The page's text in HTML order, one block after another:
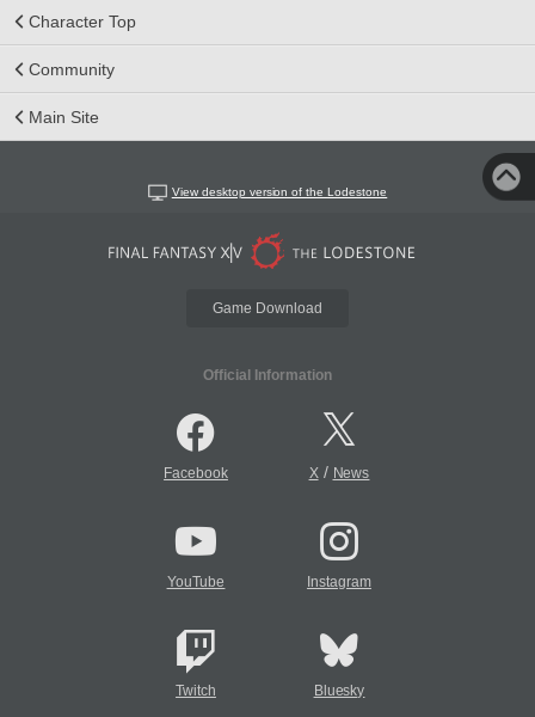
Character Top
Community
Main Site
View desktop version of the Lodestone
Game Download
Official Information
Facebook X/ News
YouTube Instagram
Twitch Bluesky